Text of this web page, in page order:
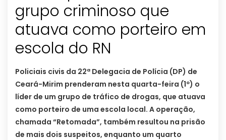
grupo criminoso que
atuava como porteiro em
escola do RN
Policiais civis da 22ª Delegacia de Polícia (DP) de
Ceará-Mirim prenderam nesta quarta-feira (1º) o
líder de um grupo de tráfico de drogas, que atuava
como porteiro de uma escola local. A operação,
chamada “Retomada”, também resultou na prisão
de mais dois suspeitos, enquanto um quarto